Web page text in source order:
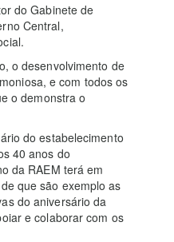
do Gabinete de
Central,
o desenvolvimento de
e com todos os
o demonstra o
do estabelecimento
40 anos do
da RAEM terá em
que são exemplo as
do aniversário da
e colaborar com os